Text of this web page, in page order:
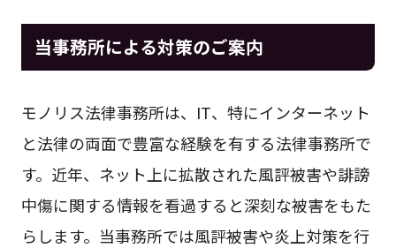
当事務所による対策のご案内
モノリス法律事務所は、IT、特にインターネット
と法律の両面で豊富な経験を有する法律事務所で
す。近年、ネット上に拡散された風評被害や誹謗
中傷に関する情報を看過すると深刻な被害をもた
らします。当事務所では風評被害や炎上対策を行